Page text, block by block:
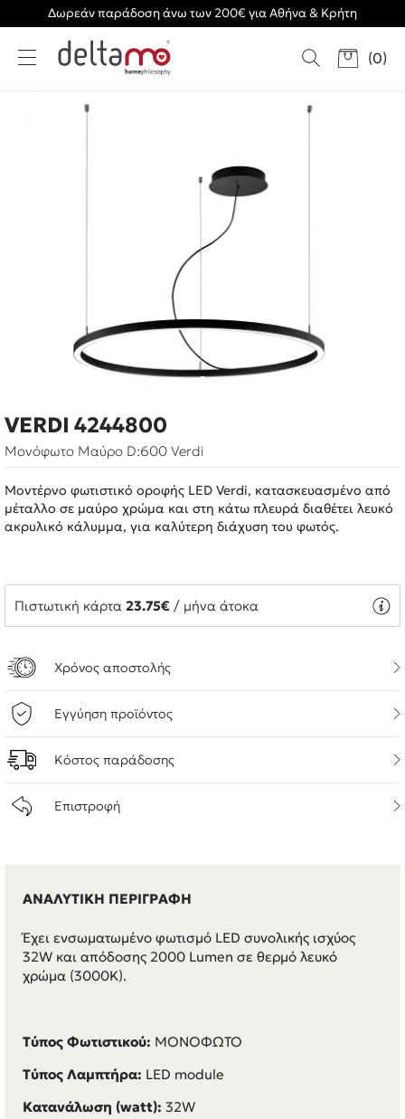
Δωρεάν παράδοση άνω των 200€ για Αθήνα & Κρήτη
(0)
VERDI 4244800
Μονόφωτο Μαύρο D:600 Verdi
Μοντέρνο φωτιστικό οροφής LED Verdi, κατασκευασμένο από
μέταλλο σε μαύρο χρώμα και στη κάτω πλευρά διαθέτει λευκό
ακρυλικό κάλυμμα, για καλύτερη διάχυση του φωτός.
Πιστωτική κάρτα 23.75€ / μήνα άτοκα
Χρόνος αποστολής
Εγγύηση προϊόντος
Κόστος παράδοσης
Επιστροφή
ΑΝΑΛΥΤΙΚΗ ΠΕΡΙΓΡΑΦΗ
Έχει ενσωματωμένο φωτισμό LED συνολικής ισχύος
32W και απόδοσης 2000 Lumen σε θερμό λευκό
χρώμα (3000K).
Τύπος Φωτιστικού: ΜΟΝΟΦΩΤΟ
Τύπος Λαμπτήρα: LED module
Κατανάλωση (watt): 32W